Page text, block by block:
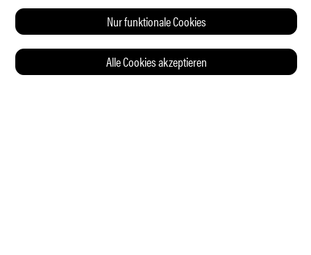
Nur funktionale Cookies
Alle Cookies akzeptieren